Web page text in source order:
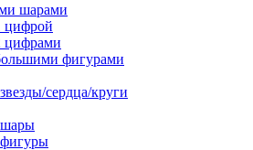
шарами
цифрой
цифрами
фигурами
сердца/круги